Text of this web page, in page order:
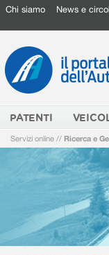
Chi siamo News e
PATENTI
Servizi online // Ricerca e